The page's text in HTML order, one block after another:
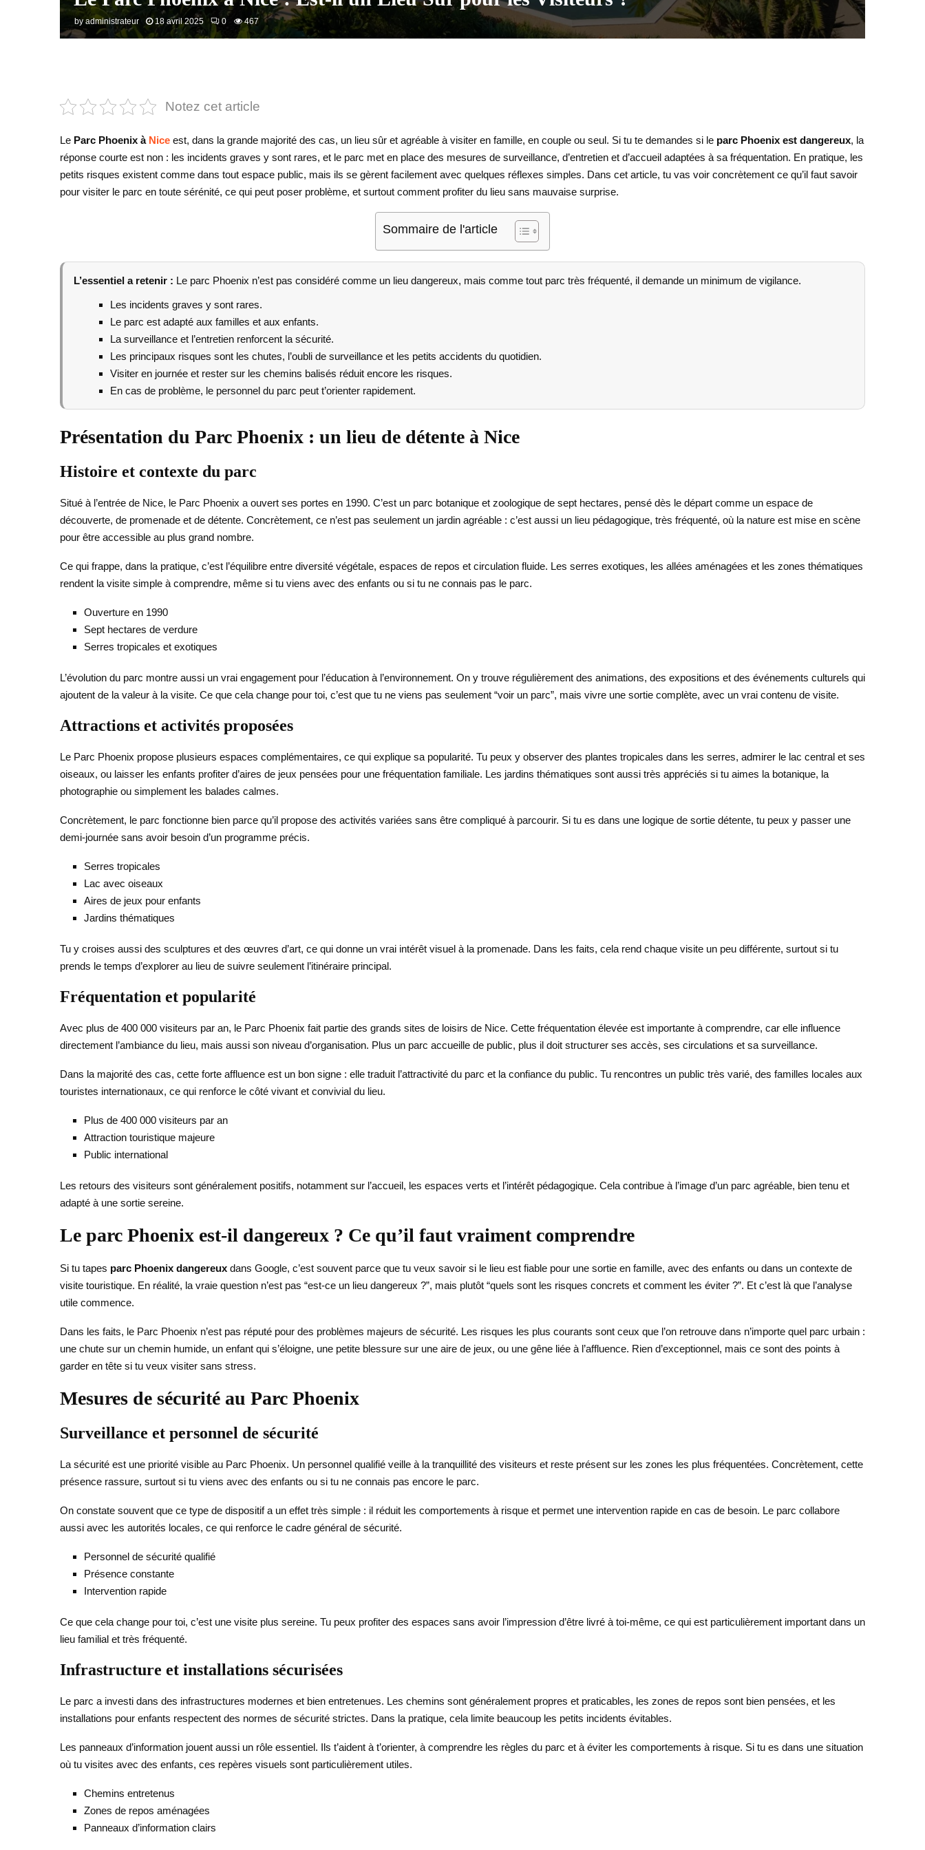
by administrateur 18 avril 2025 0 467
Notez cet article
Le Parc Phoenix à Nice est, dans la grande majorité des cas, un lieu sûr et agréable à visiter en famille, en couple ou seul. Si tu te demandes si le parc Phoenix est dangereux, la
réponse courte est non : les incidents graves y sont rares, et le parc met en place des mesures de surveillance, d’entretien et d’accueil adaptées à sa fréquentation. En pratique, les
petits risques existent comme dans tout espace public, mais ils se gèrent facilement avec quelques réflexes simples. Dans cet article, tu vas voir concrètement ce qu’il faut savoir
pour visiter le parc en toute sérénité, ce qui peut poser problème, et surtout comment profiter du lieu sans mauvaise surprise.
Sommaire de l'article
L’essentiel a retenir : Le parc Phoenix n’est pas considéré comme un lieu dangereux, mais comme tout parc très fréquenté, il demande un minimum de vigilance.
Les incidents graves y sont rares.
Le parc est adapté aux familles et aux enfants.
La surveillance et l’entretien renforcent la sécurité.
Les principaux risques sont les chutes, l’oubli de surveillance et les petits accidents du quotidien.
Visiter en journée et rester sur les chemins balisés réduit encore les risques.
En cas de problème, le personnel du parc peut t’orienter rapidement.
Présentation du Parc Phoenix : un lieu de détente à Nice
Histoire et contexte du parc
Situé à l’entrée de Nice, le Parc Phoenix a ouvert ses portes en 1990. C’est un parc botanique et zoologique de sept hectares, pensé dès le départ comme un espace de
découverte, de promenade et de détente. Concrètement, ce n’est pas seulement un jardin agréable : c’est aussi un lieu pédagogique, très fréquenté, où la nature est mise en scène
pour être accessible au plus grand nombre.
Ce qui frappe, dans la pratique, c’est l’équilibre entre diversité végétale, espaces de repos et circulation fluide. Les serres exotiques, les allées aménagées et les zones thématiques
rendent la visite simple à comprendre, même si tu viens avec des enfants ou si tu ne connais pas le parc.
Ouverture en 1990
Sept hectares de verdure
Serres tropicales et exotiques
L’évolution du parc montre aussi un vrai engagement pour l’éducation à l’environnement. On y trouve régulièrement des animations, des expositions et des événements culturels qui
ajoutent de la valeur à la visite. Ce que cela change pour toi, c’est que tu ne viens pas seulement “voir un parc”, mais vivre une sortie complète, avec un vrai contenu de visite.
Attractions et activités proposées
Le Parc Phoenix propose plusieurs espaces complémentaires, ce qui explique sa popularité. Tu peux y observer des plantes tropicales dans les serres, admirer le lac central et ses
oiseaux, ou laisser les enfants profiter d’aires de jeux pensées pour une fréquentation familiale. Les jardins thématiques sont aussi très appréciés si tu aimes la botanique, la
photographie ou simplement les balades calmes.
Concrètement, le parc fonctionne bien parce qu’il propose des activités variées sans être compliqué à parcourir. Si tu es dans une logique de sortie détente, tu peux y passer une
demi-journée sans avoir besoin d’un programme précis.
Serres tropicales
Lac avec oiseaux
Aires de jeux pour enfants
Jardins thématiques
Tu y croises aussi des sculptures et des œuvres d’art, ce qui donne un vrai intérêt visuel à la promenade. Dans les faits, cela rend chaque visite un peu différente, surtout si tu
prends le temps d’explorer au lieu de suivre seulement l’itinéraire principal.
Fréquentation et popularité
Avec plus de 400 000 visiteurs par an, le Parc Phoenix fait partie des grands sites de loisirs de Nice. Cette fréquentation élevée est importante à comprendre, car elle influence
directement l’ambiance du lieu, mais aussi son niveau d’organisation. Plus un parc accueille de public, plus il doit structurer ses accès, ses circulations et sa surveillance.
Dans la majorité des cas, cette forte affluence est un bon signe : elle traduit l’attractivité du parc et la confiance du public. Tu rencontres un public très varié, des familles locales aux
touristes internationaux, ce qui renforce le côté vivant et convivial du lieu.
Plus de 400 000 visiteurs par an
Attraction touristique majeure
Public international
Les retours des visiteurs sont généralement positifs, notamment sur l’accueil, les espaces verts et l’intérêt pédagogique. Cela contribue à l’image d’un parc agréable, bien tenu et
adapté à une sortie sereine.
Le parc Phoenix est-il dangereux ? Ce qu’il faut vraiment comprendre
Si tu tapes parc Phoenix dangereux dans Google, c’est souvent parce que tu veux savoir si le lieu est fiable pour une sortie en famille, avec des enfants ou dans un contexte de
visite touristique. En réalité, la vraie question n’est pas “est-ce un lieu dangereux ?”, mais plutôt “quels sont les risques concrets et comment les éviter ?”. Et c’est là que l’analyse
utile commence.
Dans les faits, le Parc Phoenix n’est pas réputé pour des problèmes majeurs de sécurité. Les risques les plus courants sont ceux que l’on retrouve dans n’importe quel parc urbain :
une chute sur un chemin humide, un enfant qui s’éloigne, une petite blessure sur une aire de jeux, ou une gêne liée à l’affluence. Rien d’exceptionnel, mais ce sont des points à
garder en tête si tu veux visiter sans stress.
Mesures de sécurité au Parc Phoenix
Surveillance et personnel de sécurité
La sécurité est une priorité visible au Parc Phoenix. Un personnel qualifié veille à la tranquillité des visiteurs et reste présent sur les zones les plus fréquentées. Concrètement, cette
présence rassure, surtout si tu viens avec des enfants ou si tu ne connais pas encore le parc.
On constate souvent que ce type de dispositif a un effet très simple : il réduit les comportements à risque et permet une intervention rapide en cas de besoin. Le parc collabore
aussi avec les autorités locales, ce qui renforce le cadre général de sécurité.
Personnel de sécurité qualifié
Présence constante
Intervention rapide
Ce que cela change pour toi, c’est une visite plus sereine. Tu peux profiter des espaces sans avoir l’impression d’être livré à toi-même, ce qui est particulièrement important dans un
lieu familial et très fréquenté.
Infrastructure et installations sécurisées
Le parc a investi dans des infrastructures modernes et bien entretenues. Les chemins sont généralement propres et praticables, les zones de repos sont bien pensées, et les
installations pour enfants respectent des normes de sécurité strictes. Dans la pratique, cela limite beaucoup les petits incidents évitables.
Les panneaux d’information jouent aussi un rôle essentiel. Ils t’aident à t’orienter, à comprendre les règles du parc et à éviter les comportements à risque. Si tu es dans une situation
où tu visites avec des enfants, ces repères visuels sont particulièrement utiles.
Chemins entretenus
Zones de repos aménagées
Panneaux d’information clairs